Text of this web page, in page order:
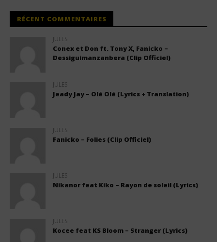
RÉCENT COMMENTAIRES
JULES
Conex et Don ft. Tony X, Fanicko –
Dessiguimanzanbera (Clip Officiel)
JULES
Jeady Jay – Olé Olé (Lyrics + Translation)
JULES
Fanicko – Folies (Clip Officiel)
JULES
Nikanor feat Kiko – Rayon de soleil (Lyrics)
JULES
Kocee feat KS Bloom – Stranger (Lyrics)